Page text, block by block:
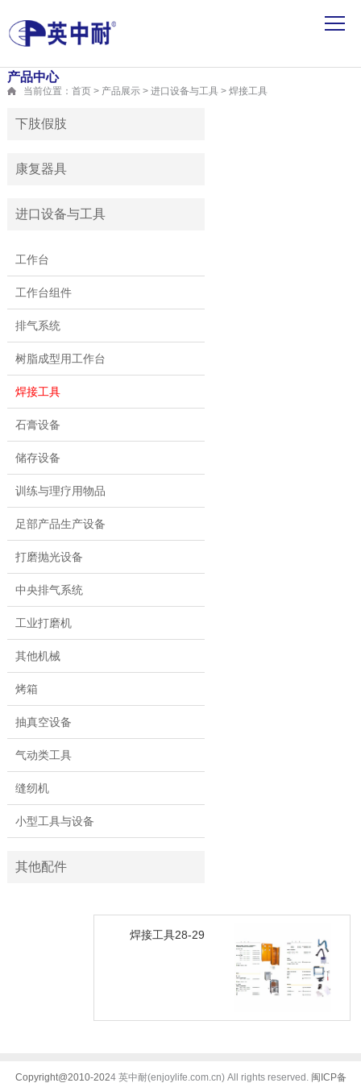
产品中心
当前位置：首页 > 产品展示 > 进口设备与工具 > 焊接工具
下肢假肢
康复器具
进口设备与工具
工作台
工作台组件
排气系统
树脂成型用工作台
焊接工具
石膏设备
储存设备
训练与理疗用物品
足部产品生产设备
打磨抛光设备
中央排气系统
工业打磨机
其他机械
烤箱
抽真空设备
气动类工具
缝纫机
小型工具与设备
其他配件
焊接工具28-29
Copyright@2010-2024 英中耐(enjoylife.com.cn) All rights reserved. 闽ICP备